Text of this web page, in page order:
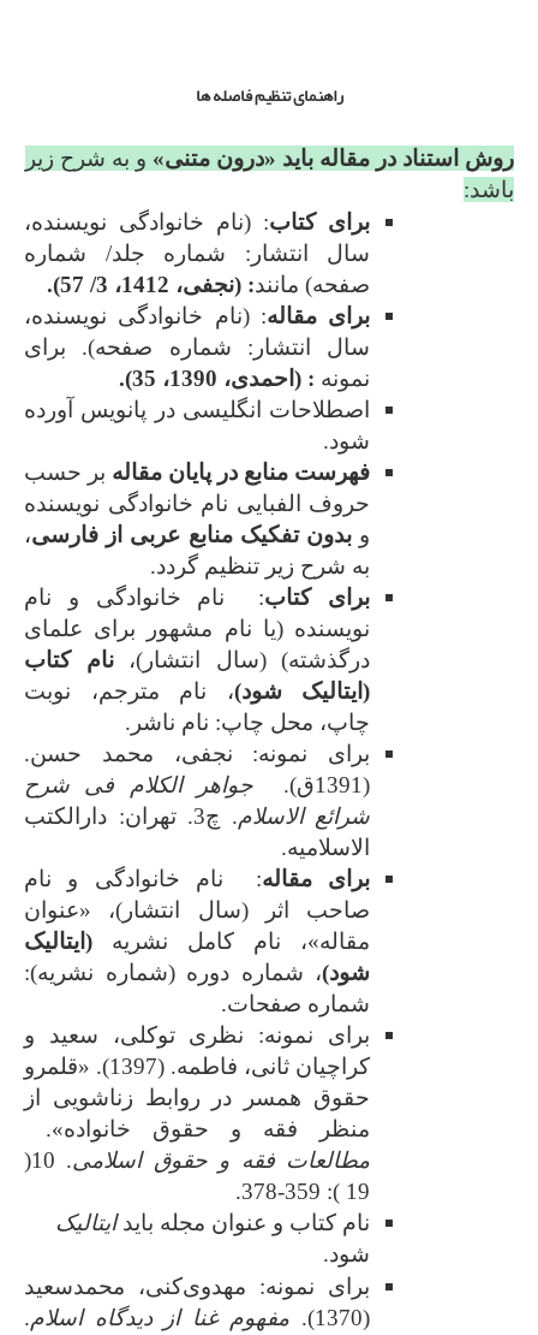
راهنمای تنظیم فاصله ها
روش استناد در مقاله باید «درون ‌متنی» و به شرح زیر
باشد:
برای کتاب: (نام خانوادگی نویسنده،
سال انتشار: شماره جلد/ شماره
صفحه) مانند: (نجفی، 1412، 3/ 57).
برای مقاله: (نام خانوادگی نویسنده،
سال انتشار: شماره‌ صفحه). برای
نمونه : ( احمدی، 1390، 35).
اصطلاحات انگلیسی در پانویس آورده
شود.
فهرست منابع در پایان مقاله بر حسب
حروف الفبایی نام خانوادگی نویسنده
وبدون تفکیک منابع عربی از فارسی،
به شرح زیر تنظیم گردد.
برای کتاب: نام خانوادگی و نام
نویسنده (یا نام مشهور برای علمای
درگذشته) (سال انتشار)،نام کتاب
(ایتالیک شود)، نام مترجم، نوبت
چاپ، محل چاپ: نام ناشر.
برای نمونه: نجفی، محمد حسن.
(1391ق).
جواهر الکلام فی شرح
شرائع الاسلام
. چ3. تهران: دارالکتب
الاسلامیه.
برای مقاله: نام خانوادگی و نام
صاحب اثر (سال انتشار)، «عنوان
مقاله»، نام کامل نشریه (ایتالیک
شود)، شماره دوره (شماره‌ نشریه):
شماره صفحات.
برای نمونه: نظری توکلی، سعید و
کراچیان ثانی، فاطمه. (1397). «قلمرو
حقوق همسر در روابط زناشویی از
منظر فقه و حقوق خانواده».
مطالعات فقه و حقوق اسلامی
. 10(
19 ): 359-378.
نام کتاب و عنوان مجله بایدایتالیک
شود.
برای نمونه: مهدوی‌کنی، محمدسعید
(1370).
مفهوم غنا از دیدگاه اسلام.